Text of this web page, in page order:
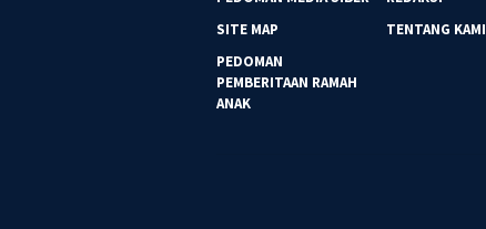
SITE MAP
TENTANG KAMI
PEDOMAN
PEMBERITAAN RAMAH
ANAK